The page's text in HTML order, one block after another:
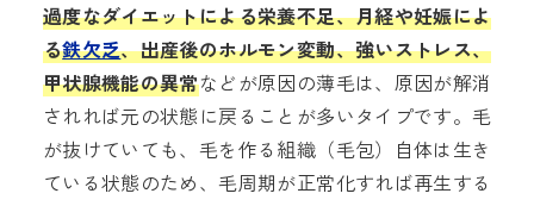
過度なダイエットによる栄養不足、月経や妊娠によ
る鉄欠乏、出産後のホルモン変動、強いストレス、
甲状腺機能の異常などが原因の薄毛は、原因が解消
されれば元の状態に戻ることが多いタイプです。毛
が抜けていても、毛を作る組織（毛包）自体は生き
ている状態のため、毛周期が正常化すれば再生する